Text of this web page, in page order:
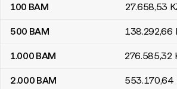
100 BAM 27.658,53
500 BAM 138.292,66
1.000 BAM 276.585,32
2.000 BAM 553.170,64